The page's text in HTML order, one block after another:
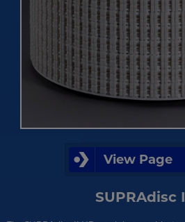
View Page
SUPRAdisc